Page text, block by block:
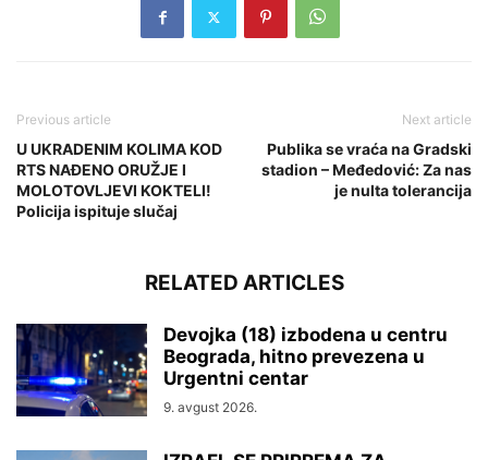
Previous article
U UKRADENIM KOLIMA KOD
RTS NAĐENO ORUŽJE I
MOLOTOVLJEVI KOKTELI!
Policija ispituje slučaj
Next article
Publika se vraća na Gradski
stadion – Međedović: Za nas
je nulta tolerancija
RELATED ARTICLES
Devojka (18) izbodena u centru
Beograda, hitno prevezena u
Urgentni centar
9. avgust 2026.